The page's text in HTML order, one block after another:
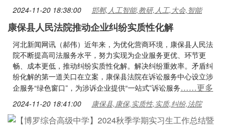
2024-11-20 18:38:00 邯郸,人工智能,教研,人工,大会,智能
康保县人民法院推动企业纠纷实质性化解
河北新闻网讯（郝伟）近年来，为优化营商环境，康保县人民法
院不断提高司法服务水平，努力实现为企业服务更优、环节更
畅、成本更低，推动纠纷实质性化解。解决纠纷重效率。矛盾纠
纷化解的第一道关口在立案，康保县法院在诉讼服务中心设立涉
企服务“绿色窗口”，为涉诉企业提供“一站式”诉讼服务……更多
2024-11-20 18:41:00 康保县,康保,实质性,实质,纠纷,法院